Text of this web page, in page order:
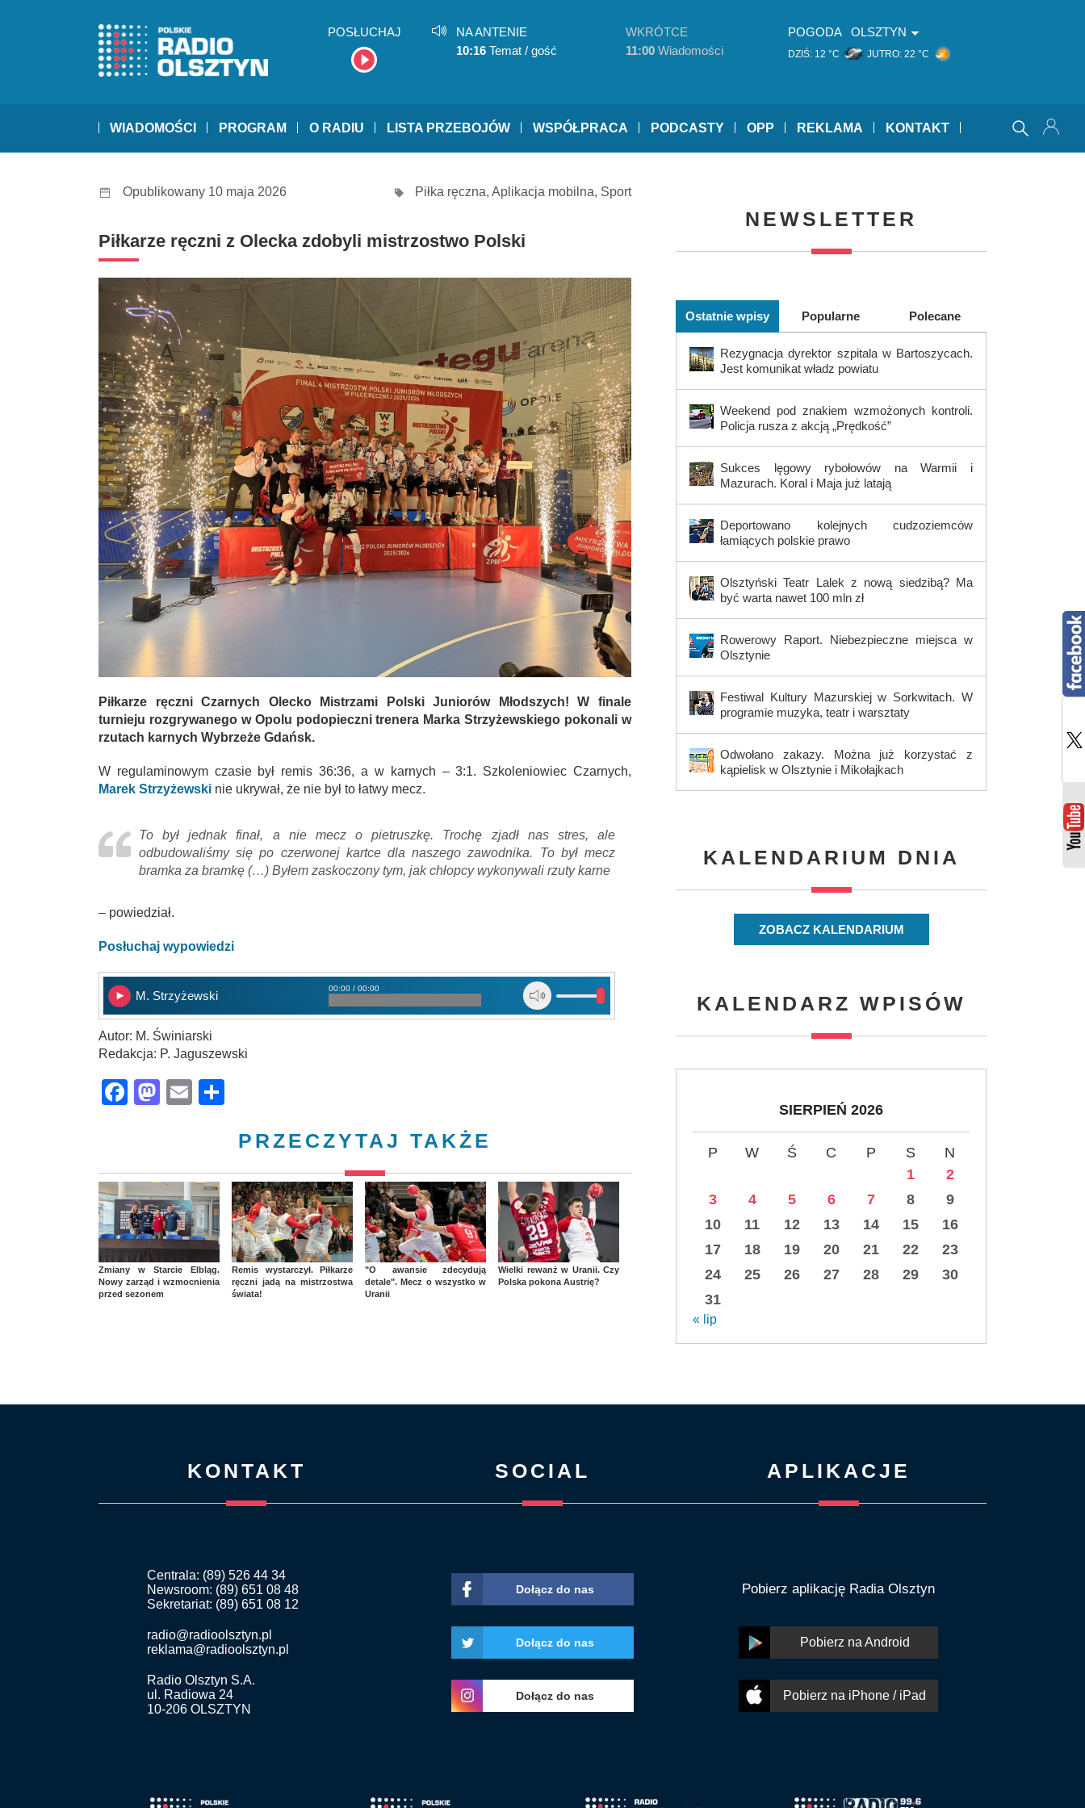
POSŁUCHAJ
NA ANTENIE
10:16 Temat / gość
WKRÓTCE
11:00 Wiadomości
POGODA OLSZTYN
DZIŚ: 12 °C JUTRO: 22 °C
WIADOMOŚCI PROGRAM O RADIU LISTA PRZEBOJÓW WSPÓŁPRACA PODCASTY OPP REKLAMA KONTAKT
Opublikowany 10 maja 2026 Piłka ręczna, Aplikacja mobilna, Sport
Piłkarze ręczni z Olecka zdobyli mistrzostwo Polski
Piłkarze ręczni Czarnych Olecko Mistrzami Polski Juniorów Młodszych! W finale
turnieju rozgrywanego w Opolu podopieczni trenera Marka Strzyżewskiego pokonali w
rzutach karnych Wybrzeże Gdańsk.
W regulaminowym czasie był remis 36:36, a w karnych – 3:1. Szkoleniowiec Czarnych,
Marek Strzyżewski nie ukrywał, że nie był to łatwy mecz.
To był jednak finał, a nie mecz o pietruszkę. Trochę zjadł nas stres, ale
odbudowaliśmy się po czerwonej kartce dla naszego zawodnika. To był mecz
bramka za bramkę (…) Byłem zaskoczony tym, jak chłopcy wykonywali rzuty karne
– powiedział.
Posłuchaj wypowiedzi
M. Strzyżewski
00:00 / 00:00
Autor: M. Świniarski
Redakcja: P. Jaguszewski
Facebook
Mastodon
Email
PRZECZYTAJ TAKŻE
Zmiany w Starcie Elbląg.
Nowy zarząd i wzmocnienia
przed sezonem
Remis wystarczył. Piłkarze
ręczni jadą na mistrzostwa
świata!
"O awansie zdecydują
detale". Mecz o wszystko w
Uranii
Wielki rewanż w Uranii. Czy
Polska pokona Austrię?
NEWSLETTER
Ostatnie wpisy Popularne Polecane
Rezygnacja dyrektor szpitala w Bartoszycach.
Jest komunikat władz powiatu
Weekend pod znakiem wzmożonych kontroli.
Policja rusza z akcją „Prędkość”
Sukces lęgowy rybołowów na Warmii i
Mazurach. Koral i Maja już latają
Deportowano kolejnych cudzoziemców
łamiących polskie prawo
Olsztyński Teatr Lalek z nową siedzibą? Ma
być warta nawet 100 mln zł
Rowerowy Raport. Niebezpieczne miejsca w
Olsztynie
Festiwal Kultury Mazurskiej w Sorkwitach. W
programie muzyka, teatr i warsztaty
Odwołano zakazy. Można już korzystać z
kąpielisk w Olsztynie i Mikołajkach
KALENDARIUM DNIA
ZOBACZ KALENDARIUM
KALENDARZ WPISÓW
SIERPIEŃ 2026
P W Ś C P S
N
1
2
3
4 5 6 7 8
9
10
11 12 13 14 15
16
17
18 19 20 21 22
23
24
25 26 27 28 29
30
31
« lip
KONTAKT
Centrala: (89) 526 44 34
Newsroom: (89) 651 08 48
Sekretariat: (89) 651 08 12
radio@radioolsztyn.pl
reklama@radioolsztyn.pl
Radio Olsztyn S.A.
ul. Radiowa 24
10-206 OLSZTYN
SOCIAL
Dołącz do nas
Dołącz do nas
Dołącz do nas
APLIKACJE
Pobierz aplikację Radia Olsztyn
Pobierz na Android
Pobierz na iPhone / iPad